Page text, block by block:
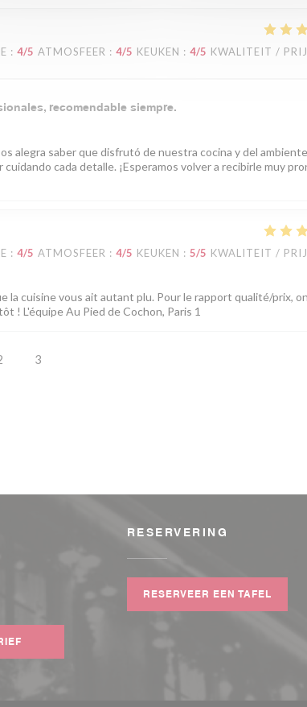
: 4/5 ATMOSFEER : 4/5 KEUKEN : 4/5 KWALITEIT /
recomendable siempre.
alegra saber que disfrutó de nuestra cocina y del
cada detalle. ¡Esperamos volver a recibirle muy
: 4/5 ATMOSFEER : 4/5 KEUKEN : 5/5 KWALITEIT /
la cuisine vous ait autant plu. Pour le rapport qualité/prix, on
! L'équipe Au Pied de Cochon, Paris 1
3
RESERVERING
RESERVEER EEN TAFEL